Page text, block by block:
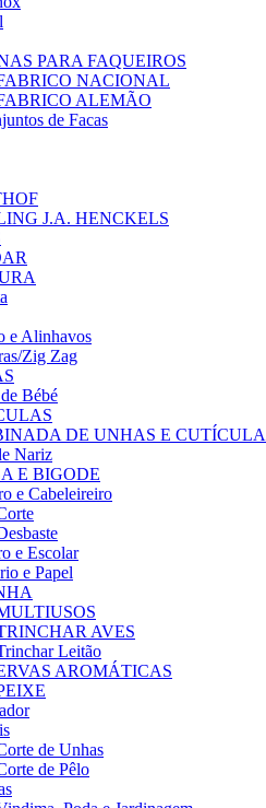
PARA FAQUEIROS
NACIONAL
ALEMÃO
de Facas
J.A. HENCKELS
e Alinhavos
Zig Zag
Bébé
DE UNHAS E
Nariz
E BIGODE
e Cabeleireiro
e Escolar
e Papel
AVES
Leitão
AROMÁTICAS
de Unhas
de Pêlo